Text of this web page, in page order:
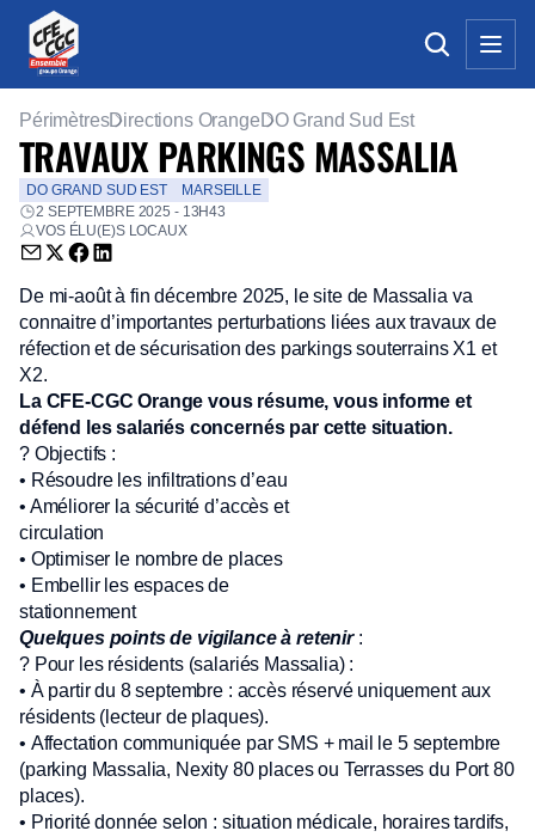
PérimètresDirections Orange DO Grand Sud Est
TRAVAUX PARKINGS MASSALIA
DO GRAND SUD EST
MARSEILLE
2 SEPTEMBRE 2025 - 13H43
VOS ÉLU(E)S LOCAUX
Envoyer par email (nouvelle fenêtre)
Partager sur Twitter (nouvelle fenêtre)
Partager sur Facebook (nouvelle fenêtre)
Partager sur LinkedIn (nouvelle fenêtre)
De mi-août à fin décembre 2025, le site de Massalia va
connaitre d’importantes perturbations liées aux travaux de
réfection et de sécurisation des parkings souterrains X1 et
X2.
La CFE-CGC Orange vous résume, vous informe et
défend les salariés concernés par cette situation.
? Objectifs :
• Résoudre les infiltrations d’eau
• Améliorer la sécurité d’accès et
circulation
• Optimiser le nombre de places
• Embellir les espaces de
stationnement
Quelques points de vigilance à retenir:
?️ Pour les résidents (salariés Massalia) :
• À partir du 8 septembre : accès réservé uniquement aux
résidents (lecteur de plaques).
• Affectation communiquée par SMS + mail le 5 septembre
(parking Massalia, Nexity 80 places ou Terrasses du Port 80
places).
• Priorité donnée selon : situation médicale, horaires tardifs,